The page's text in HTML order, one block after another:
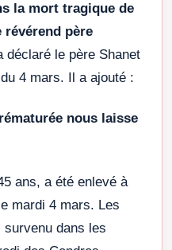
la mort tragique de
révérend père
déclaré le père Shanet
4 mars. Il a ajouté :
nous laisse
ans, a été enlevé à
mardi 4 mars. Les
dans les